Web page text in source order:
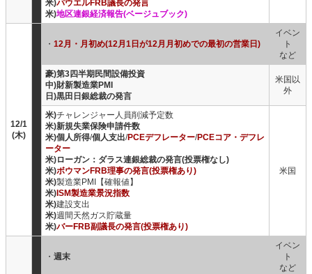
米)パウエルFRB議長の発言
米)地区連銀経済報告(ベージュブック)
12/1
(木)
・ 12月・月初め(12月1日が12月月初めでの最初の営業日)
イベン
ト
など
豪)第3四半期民間設備投資
中)財新製造業PMI
日)黒田日銀総裁の発言
米国以
外
米)チャレンジャー人員削減予定数
米)新規失業保険申請件数
米)個人所得/個人支出/PCEデフレーター/PCEコア・デフレ
ーター
米)ローガン：ダラス連銀総裁の発言(投票権なし)
米)ボウマンFRB理事の発言(投票権あり)
米)製造業PMI【確報値】
米) ISM製造業景況指数
米)建設支出
米)週間天然ガス貯蔵量
米)バーFRB副議長の発言(投票権あり)
米国
・ 週末
イベン
ト
など